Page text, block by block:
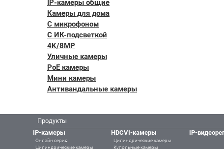
IP-камеры общие
Камеры для дома
С микрофоном
С ИК-подсветкой
4K/8MP
Уличные камеры
PoE камеры
Мини камеры
Антивандальные камеры
Продукты
IP-камеры
Онлайн серия
Цилиндрические камеры
HDCVI-камеры
Цилиндрические камеры
Купольные камеры
IP-